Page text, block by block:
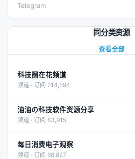
Telegram
同分类资源
查看全部
科技圈在花频道
频道 · 订阅 214,594
油油の科技软件资源分享
频道 · 订阅 83,915
每日消费电子观察
频道 · 订阅 68,827